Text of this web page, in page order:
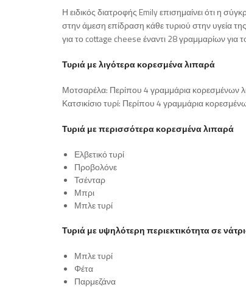
Η ειδικός διατροφής Emily επισημαίνει ότι η
στην άμεση επίδραση κάθε τυριού στην υγεία
για το cottage cheese έναντι 28 γραμμαρίων για
Τυριά με λιγότερα κορεσμένα λιπαρά
Μοτσαρέλα: Περίπου 4 γραμμάρια κορεσμένων
Κατσικίσιο τυρί: Περίπου 4 γραμμάρια
Τυριά με περισσότερα κορεσμένα λιπαρά
Ελβετικό τυρί
Προβολόνε
Τσένταρ
Μπρι
Μπλε τυρί
Τυριά με υψηλότερη περιεκτικότητα σε
Μπλε τυρί
Φέτα
Παρμεζάνα